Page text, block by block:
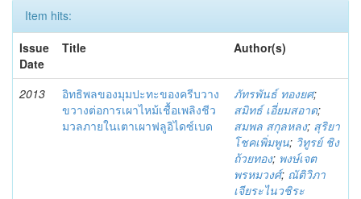
Item hits:
Issue
Date
Title Author(s)
2013
อิทธิพลของมุมปะทะของครีบวาง
ขวางต่อการเผาไหม้เชื้อเพลิงชีว
มวลภายในเตาเผาฟลูอิไดซ์เบด
ภัทรพันธ์ ทองยศ;
สมิทธ์ เอี่ยมสอาด;
สมพล สกุลหลง; สุริยา
โชคเพิ่มพูน; วิทูรย์ ชิง
ถ้วยทอง; พงษ์เจต
พรหมวงศ์; ณัติวิภา
เจียระไนวชิระ